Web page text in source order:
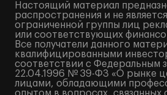
Настоящий материал
распространения и не
ограниченной группы лиц
или соответствующих
Все получатели данного
квалифицированными
соответствии с Федеральным
22.04.1996 № 39-ФЗ «О рынке
лицами, обладающими